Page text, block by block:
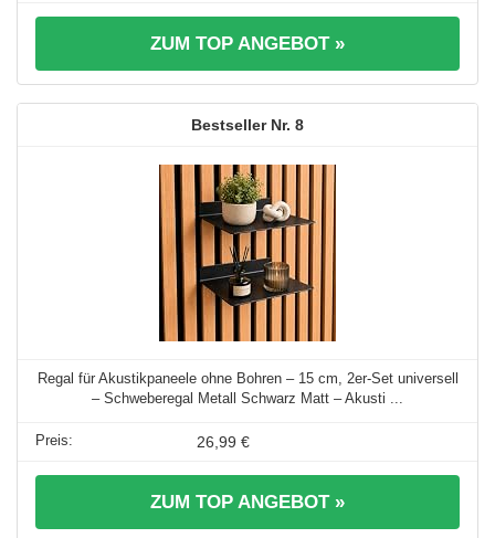
ZUM TOP ANGEBOT »
8
Regal für Akustikpaneele ohne Bohren – 15 cm, 2er-Set universell
– Schweberegal Metall Schwarz Matt – Akusti ...
26,99 €
ZUM TOP ANGEBOT »